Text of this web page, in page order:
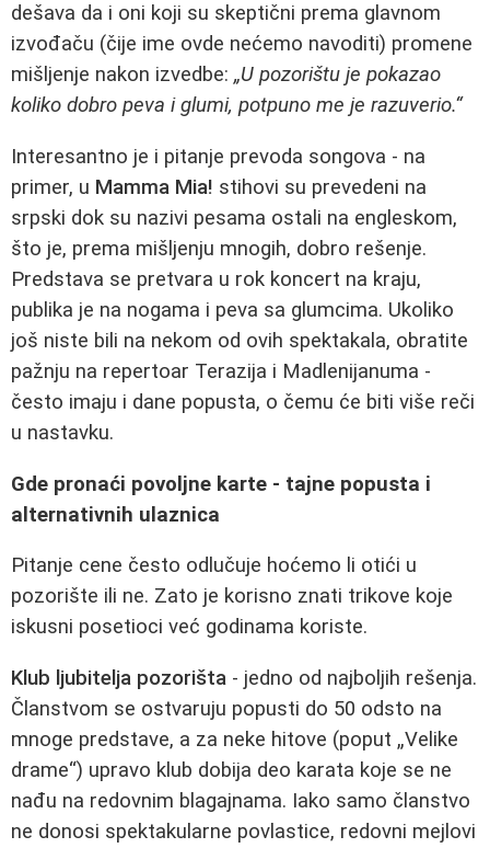
dešava da i oni koji su skeptični prema glavnom
izvođaču (čije ime ovde nećemo navoditi) promene
mišljenje nakon izvedbe: „U pozorištu je pokazao
koliko dobro peva i glumi, potpuno me je razuverio.“
Interesantno je i pitanje prevoda songova - na
primer, u Mamma Mia! stihovi su prevedeni na
srpski dok su nazivi pesama ostali na engleskom,
što je, prema mišljenju mnogih, dobro rešenje.
Predstava se pretvara u rok koncert na kraju,
publika je na nogama i peva sa glumcima. Ukoliko
još niste bili na nekom od ovih spektakala, obratite
pažnju na repertoar Terazija i Madlenijanuma -
često imaju i dane popusta, o čemu će biti više reči
u nastavku.
Gde pronaći povoljne karte - tajne popusta i
alternativnih ulaznica
Pitanje cene često odlučuje hoćemo li otići u
pozorište ili ne. Zato je korisno znati trikove koje
iskusni posetioci već godinama koriste.
Klub ljubitelja pozorišta - jedno od najboljih rešenja.
Članstvom se ostvaruju popusti do 50 odsto na
mnoge predstave, a za neke hitove (poput „Velike
drame“) upravo klub dobija deo karata koje se ne
nađu na redovnim blagajnama. Iako samo članstvo
ne donosi spektakularne povlastice, redovni mejlovi